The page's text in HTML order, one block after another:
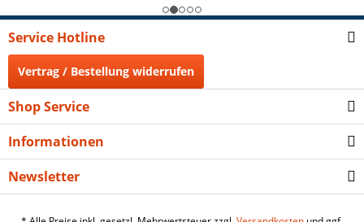
Service Hotline
Vertrag / Bestellung widerrufen
Shop Service
Informationen
Newsletter